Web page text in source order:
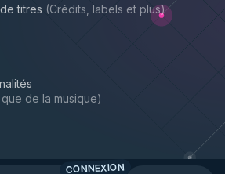
titres (Crédits, labels et plus)
de la musique)
CONNEXION